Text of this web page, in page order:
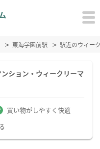
東海学園前駅 駅近のウィー
ション・ウィークリーマ
買い物がしやすく快適